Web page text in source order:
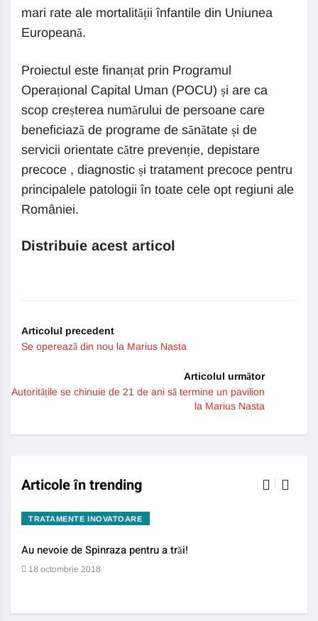
mari rate ale mortalității înfantile din Uniunea
Europeană.
Proiectul este finanțat prin Programul
Operațional Capital Uman (POCU) și are ca
scop creșterea numărului de persoane care
beneficiază de programe de sănătate și de
servicii orientate către prevenție, depistare
precoce , diagnostic și tratament precoce pentru
principalele patologii în toate cele opt regiuni ale
României.
Distribuie acest articol
Articolul precedent
Se operează din nou la Marius Nasta
Articolul următor
Autoritățile se chinuie de 21 de ani să termine un pavilion
la Marius Nasta
Articole în trending
TRATAMENTE INOVATOARE
Au nevoie de Spinraza pentru a trăi!
18 octombrie 2018